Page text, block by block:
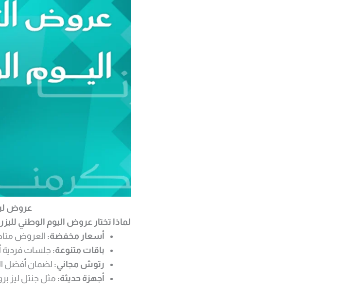
عروض
لماذا تختار عروض اليوم الوطني
أسعار مخفضة: العروض
باقات متنوعة: جلسات فردية أو باقات 3
رتوش مجاني: لضمان أفضل
أجهزة حديثة: مثل جنتل ليز